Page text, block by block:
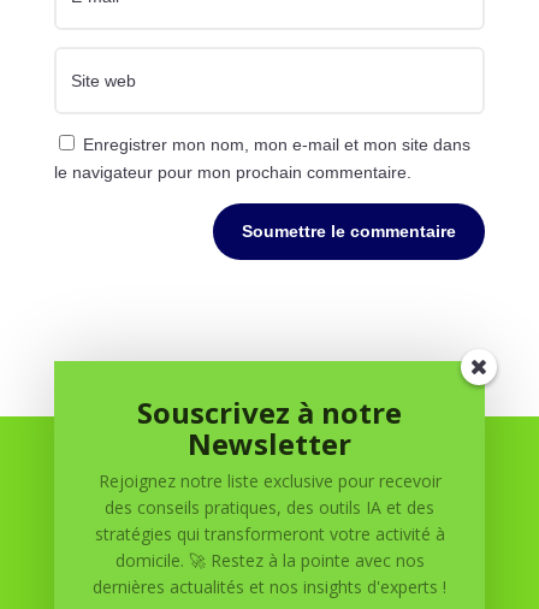
Enregistrer mon nom, mon e-mail et mon site dans
le navigateur pour mon prochain commentaire.
Soumettre le commentaire
Souscrivez à notre
Newsletter
Rejoignez notre liste exclusive pour recevoir
des conseils pratiques, des outils IA et des
stratégies qui transformeront votre activité à
domicile. 🚀 Restez à la pointe avec nos
dernières actualités et nos insights d'experts !